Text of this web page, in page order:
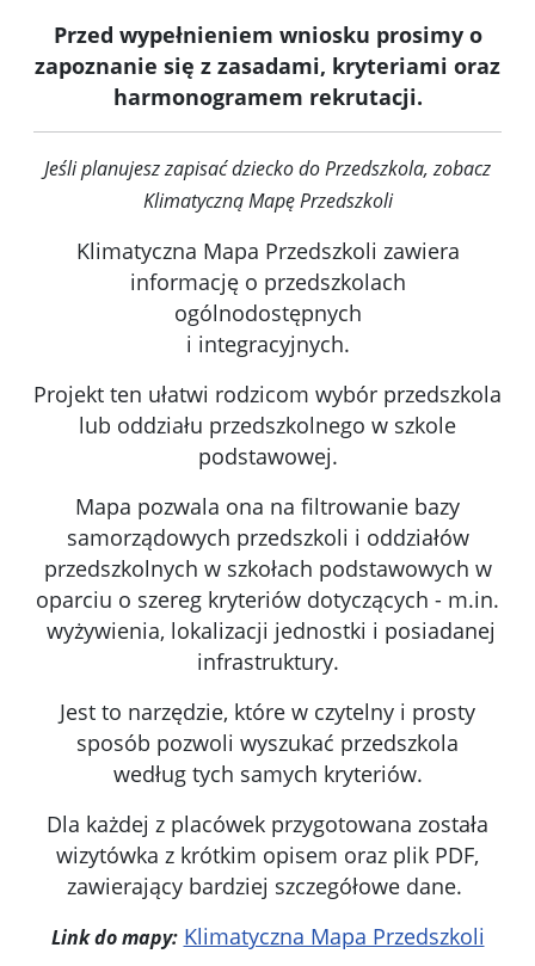
Przed wypełnieniem wniosku prosimy o
zapoznanie się z zasadami, kryteriami oraz
harmonogramem rekrutacji.
Jeśli planujesz zapisać dziecko do Przedszkola, zobacz
Klimatyczną Mapę Przedszkoli
Klimatyczna Mapa Przedszkoli zawiera
informację o przedszkolach
ogólnodostępnych
i integracyjnych.
Projekt ten ułatwi rodzicom wybór przedszkola
lub oddziału przedszkolnego w szkole
podstawowej.
Mapa pozwala ona na filtrowanie bazy
samorządowych przedszkoli i oddziałów
przedszkolnych w szkołach podstawowych w
oparciu o szereg kryteriów dotyczących - m.in.
wyżywienia, lokalizacji jednostki i posiadanej
infrastruktury.
Jest to narzędzie, które w czytelny i prosty
sposób pozwoli wyszukać przedszkola
według tych samych kryteriów.
Dla każdej z placówek przygotowana została
wizytówka z krótkim opisem oraz plik PDF,
zawierający bardziej szczegółowe dane.
Link do mapy: Klimatyczna Mapa Przedszkoli